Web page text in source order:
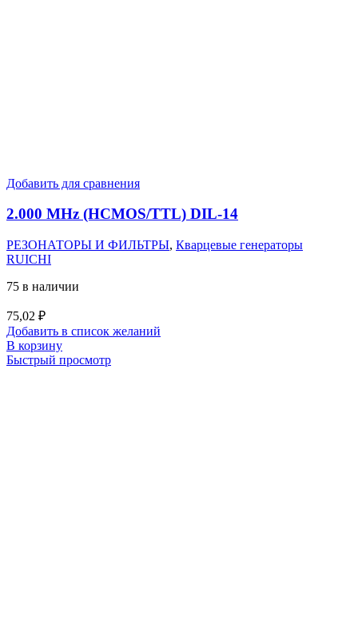
Добавить для сравнения
2.000 MHz (HCMOS/TTL) DIL-14
РЕЗОНАТОРЫ И ФИЛЬТРЫ, Кварцевые генераторы
RUICHI
75 в наличии
75,02 ₽
Добавить в список желаний
В корзину
Быстрый просмотр